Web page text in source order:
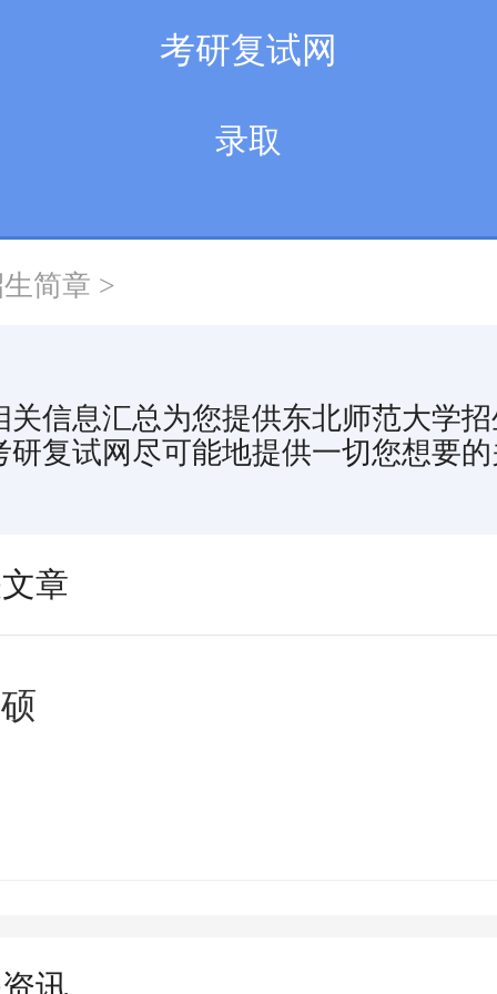
考研复试网
录取
简章 >
信息汇总为您提供东北师范大学
复试网尽可能地提供一切您想要
章